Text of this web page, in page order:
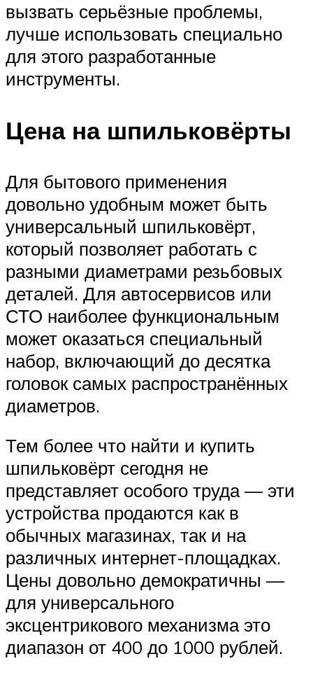
вызвать серьёзные проблемы,
лучше использовать специально
для этого разработанные
инструменты.
Цена на шпильковёрты
Для бытового применения
довольно удобным может быть
универсальный шпильковёрт,
который позволяет работать с
разными диаметрами резьбовых
деталей. Для автосервисов или
СТО наиболее функциональным
может оказаться специальный
набор, включающий до десятка
головок самых распространённых
диаметров.
Тем более что найти и купить
шпильковёрт сегодня не
представляет особого труда — эти
устройства продаются как в
обычных магазинах, так и на
различных интернет-площадках.
Цены довольно демократичны —
для универсального
эксцентрикового механизма это
диапазон от 400 до 1000 рублей.